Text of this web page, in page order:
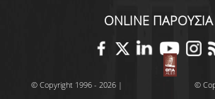
ΔΕΔΟΜΕΝΑ ΠΟΙΟΤΗΤΑΣ
ΠΙΣΤΟΠΟΙΗΣΗ
ONLINE ΠΑΡΟΥΣΙΑ
© Copyright 1996 - 2026 | ©